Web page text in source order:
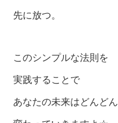
先に放つ。
このシンプルな法則を
実践することで
あなたの未来はどんどん